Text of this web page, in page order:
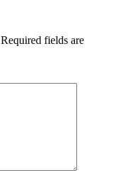
Required fields are